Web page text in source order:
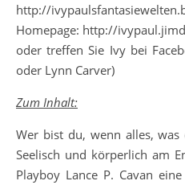
http://
Homepage: http://
oder treffen Sie Ivy bei
oder Lynn Carver)
Zum Inhalt:
Wer bist du, wenn alles,
Seelisch und körperlich am
Playboy Lance P. Cavan